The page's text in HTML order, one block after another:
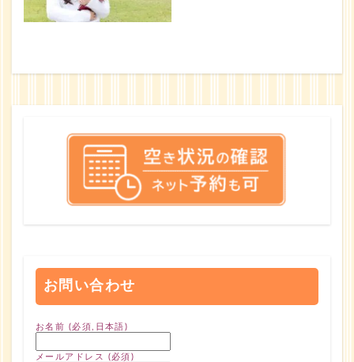
お問い合わせ
お名前 (必須,日本語)
メールアドレス (必須)